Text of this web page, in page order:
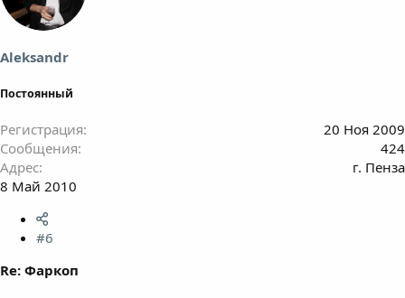
Aleksandr
Постоянный
Регистрация
20 Ноя 2009
Сообщения
424
Адрес
г. Пенза
8 Май 2010
#6
Re: Фаркоп